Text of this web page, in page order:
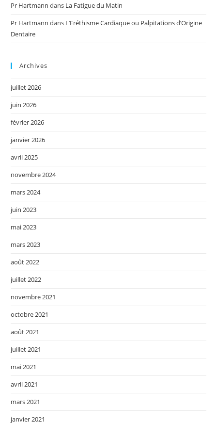
Pr Hartmann dans La Fatigue du Matin
Pr Hartmann dans L’Eréthisme Cardiaque ou Palpitations d’Origine
Dentaire
Archives
juillet 2026
juin 2026
février 2026
janvier 2026
avril 2025
novembre 2024
mars 2024
juin 2023
mai 2023
mars 2023
août 2022
juillet 2022
novembre 2021
octobre 2021
août 2021
juillet 2021
mai 2021
avril 2021
mars 2021
janvier 2021